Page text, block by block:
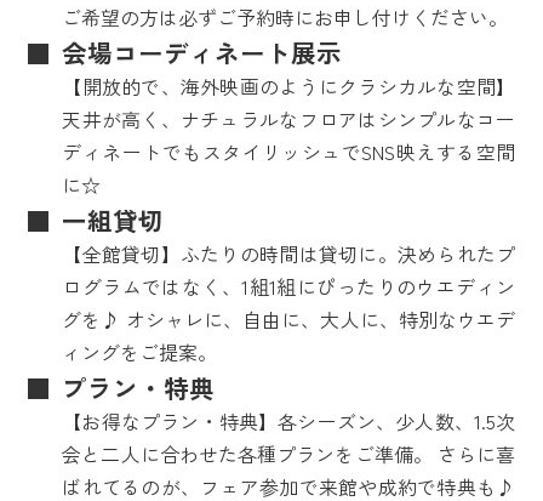
ご希望の方は必ずご予約時にお申し付けください。
会場コーディネート展示
【開放的で、海外映画のようにクラシカルな空間】
天井が高く、ナチュラルなフロアはシンプルなコー
ディネートでもスタイリッシュでSNS映えする空間
に☆
一組貸切
【全館貸切】ふたりの時間は貸切に。決められたプ
ログラムではなく、1組1組にぴったりのウエディン
グを♪ オシャレに、自由に、大人に、特別なウエデ
ィングをご提案。
プラン・特典
【お得なプラン・特典】各シーズン、少人数、1.5次
会と二人に合わせた各種プランをご準備。 さらに喜
ばれてるのが、フェア参加で来館や成約で特典も♪